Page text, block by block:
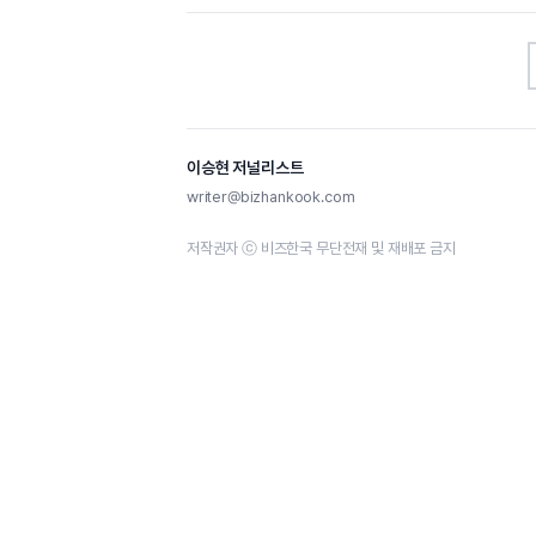
이승현 저널리스트
writer@bizhankook.com
저작권자 ⓒ 비즈한국 무단전재 및 재배포 금지